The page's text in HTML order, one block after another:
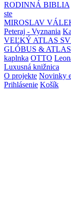
RODINNÁ BIBLIA
ste
MIROSLAV
Peteraj - Vyznania
VEĽKÝ ATLAS
GLÓBUS & ATLAS
kaplnka OTTO
Luxusná knižnica
O projekte Novinky
Prihlásenie Košík